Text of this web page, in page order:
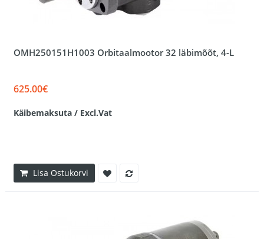
OMH250151H1003 Orbitaalmootor 32 läbimõõt, 4-L
625.00€
Käibemaksuta / Excl.Vat
Lisa Ostukorvi